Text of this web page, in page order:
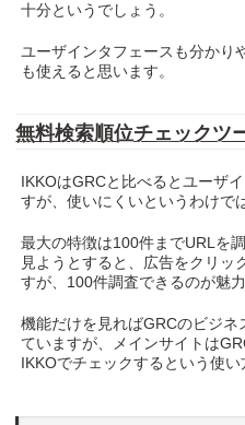
十分というでしょう。
ユーザインタフェースも分かり
も使えると思います。
無料検索順位チェックツ
IKKOはGRCと比べるとユーザ
すが、使いにくいというわけで
最大の特徴は100件までURLを
見ようとすると、広告をクリッ
すが、100件調査できるのが魅
機能だけを見ればGRCのビジ
ていますが、メインサイトは
IKKOでチェックするという使い